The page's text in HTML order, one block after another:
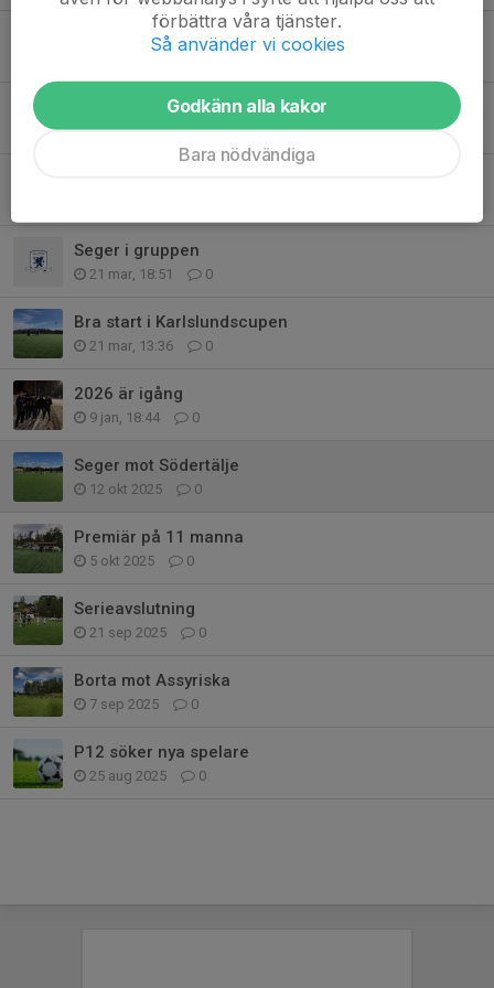
Seriepremiär
23 mar, 20:01 0
Seger i gruppen
21 mar, 18:51 0
Bra start i Karlslundscupen
21 mar, 13:36 0
2026 är igång
9 jan, 18:44 0
Seger mot Södertälje
12 okt 2025 0
Premiär på 11 manna
5 okt 2025 0
Serieavslutning
21 sep 2025 0
Borta mot Assyriska
7 sep 2025 0
P12 söker nya spelare
25 aug 2025 0
förbättra våra tjänster.
Så använder vi cookies
Godkänn alla kakor
Bara nödvändiga